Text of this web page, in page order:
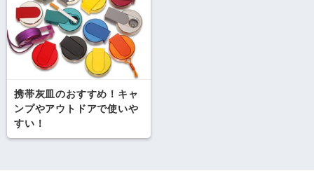
携帯灰皿のおすすめ！キャ
ンプやアウトドアで使いや
すい！